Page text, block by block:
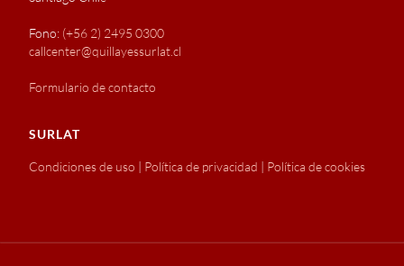
Fono: (+56 2) 2495 0300
callcenter@quillayessurlat.cl
Formulario de contacto
SURLAT
Condiciones de uso | Política de privacidad | Política de cookies